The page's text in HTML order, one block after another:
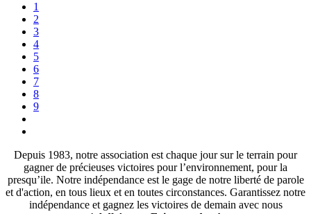
1
2
3
4
5
6
7
8
9
Depuis 1983, notre association est chaque jour sur le terrain pour
gagner de précieuses victoires pour l’environnement, pour la
presqu’ile. Notre indépendance est le gage de notre liberté de parole
et d'action, en tous lieux et en toutes circonstances. Garantissez notre
indépendance et gagnez les victoires de demain avec nous